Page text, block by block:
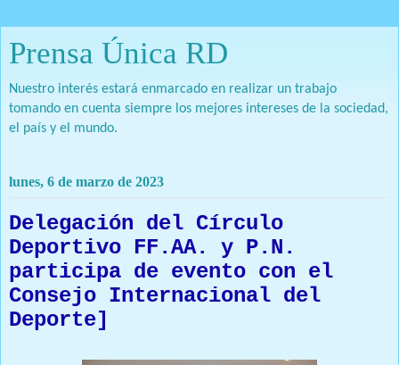
Prensa Única RD
Nuestro interés estará enmarcado en realizar un trabajo
tomando en cuenta siempre los mejores intereses de la sociedad,
el país y el mundo.
lunes, 6 de marzo de 2023
Delegación del Círculo
Deportivo FF.AA. y P.N.
participa de evento con el
Consejo Internacional del
Deporte]